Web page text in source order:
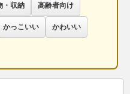
・収納 高齢者向け
かっこいい かわいい